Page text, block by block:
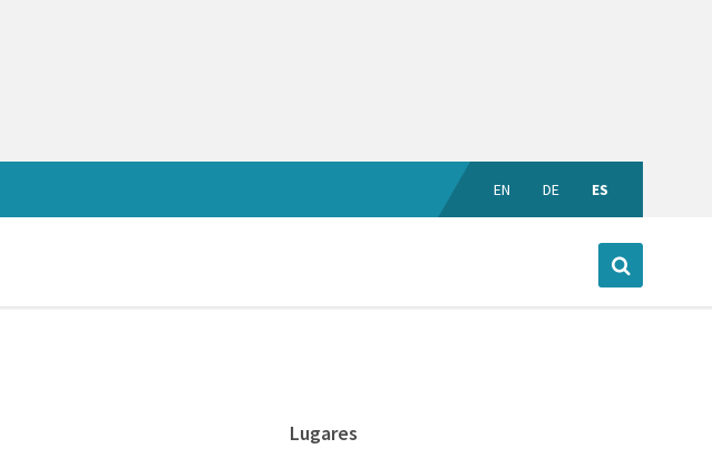
EN DE ES
Lugares